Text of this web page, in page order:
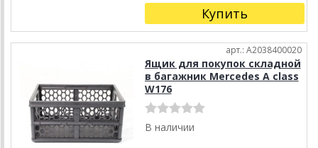
Купить
арт.: A2038400020
Ящик для покупок складной
в багажник Mercedes A class
W176
В наличии